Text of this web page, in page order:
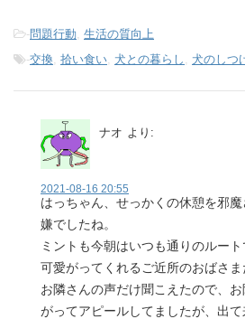
-問題行動 生活の質向上
-交換 拾い食い 犬との暮らし 犬のしつ
ナオ より:
2021-08-16 20:55
はっちゃん、せっかくの休憩を邪魔
嫌でしたね。
ミントも今朝はいつも通りのルート
可愛がってくれるご近所のおばさま
お隣さんの声だけ聞こえたので、
がってアピールしてましたが、出